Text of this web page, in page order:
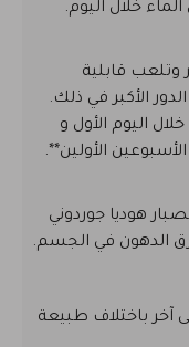
خلال اليوم.
قابلية
الأكبر في ذلك.
اليوم الأول و
الأولين**.
هوديا جوردوني
الدهون في الجسم.
آخر باختلاف طبيعة